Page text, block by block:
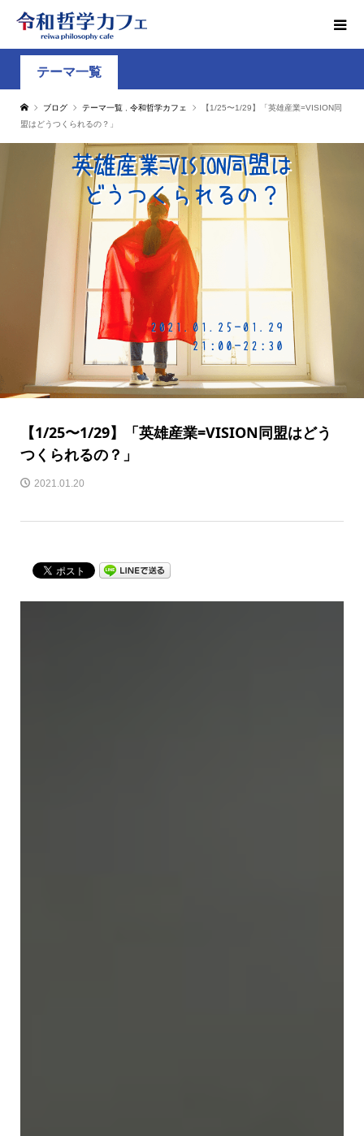
テーマ一覧
ブログ テーマ一覧 令和哲学カフェ
【1/25〜1/29】「英雄産業=VISION同
盟はどうつくられるの？」
【1/25〜1/29】「英雄産業=VISION同盟はどう
つくられるの？」
2021.01.20